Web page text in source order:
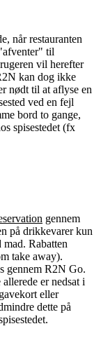
når restauranten
til
vil herefter
kan dog ikke
nødt til at aflyse en
ved en fejl
bord to gange,
spisestedet (fx
gennem
på drikkevarer kun
Rabatten
take away).
gennem R2N Go.
er nedsat i
eller
dette på